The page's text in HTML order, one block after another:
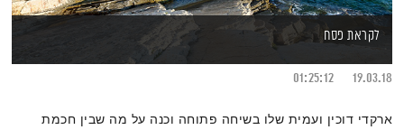
לקראת פסח
19.03.18
01:25:12
ארקדי דוכין ועמית שלו בשיחה פתוחה וכנה על מה שבין חכמת